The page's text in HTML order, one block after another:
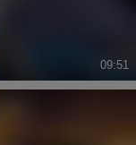
09:51